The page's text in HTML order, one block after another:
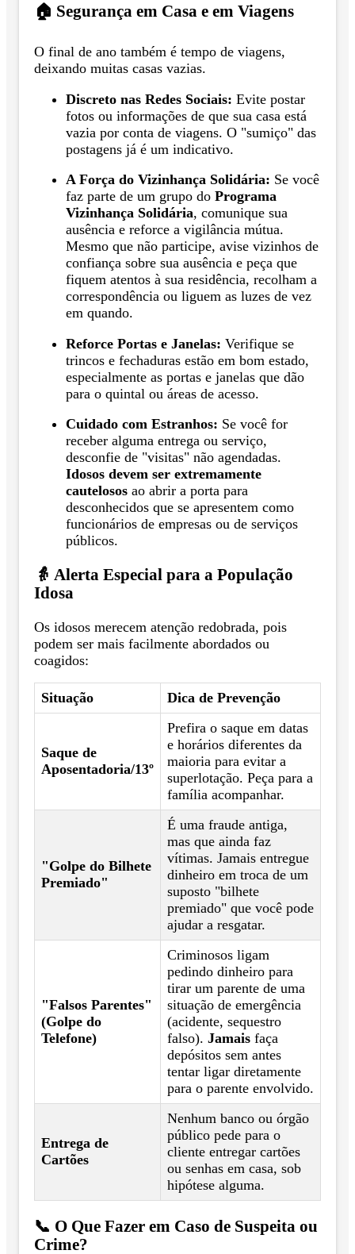
🏠 Segurança em Casa e em Viagens
O final de ano também é tempo de viagens,
deixando muitas casas vazias.
Discreto nas Redes Sociais: Evite postar
fotos ou informações de que sua casa está
vazia por conta de viagens. O "sumiço" das
postagens já é um indicativo.
A Força do Vizinhança Solidária: Se você
faz parte de um grupo do Programa
Vizinhança Solidária, comunique sua
ausência e reforce a vigilância mútua.
Mesmo que não participe, avise vizinhos de
confiança sobre sua ausência e peça que
fiquem atentos à sua residência, recolham a
correspondência ou liguem as luzes de vez
em quando.
Reforce Portas e Janelas: Verifique se
trincos e fechaduras estão em bom estado,
especialmente as portas e janelas que dão
para o quintal ou áreas de acesso.
Cuidado com Estranhos: Se você for
receber alguma entrega ou serviço,
desconfie de "visitas" não agendadas.
Idosos devem ser extremamente
cautelosos ao abrir a porta para
desconhecidos que se apresentem como
funcionários de empresas ou de serviços
públicos.
👵 Alerta Especial para a População
Idosa
Os idosos merecem atenção redobrada, pois
podem ser mais facilmente abordados ou
coagidos:
Situação Dica de Prevenção
Saque de
Aposentadoria/13º
Prefira o saque em datas
e horários diferentes da
maioria para evitar a
superlotação. Peça para a
família acompanhar.
"Golpe do Bilhete
Premiado"
É uma fraude antiga,
mas que ainda faz
vítimas. Jamais entregue
dinheiro em troca de um
suposto "bilhete
premiado" que você pode
ajudar a resgatar.
"Falsos Parentes"
(Golpe do
Telefone)
Criminosos ligam
pedindo dinheiro para
tirar um parente de uma
situação de emergência
(acidente, sequestro
falso). Jamais faça
depósitos sem antes
tentar ligar diretamente
para o parente envolvido.
Entrega de
Cartões
Nenhum banco ou órgão
público pede para o
cliente entregar cartões
ou senhas em casa, sob
hipótese alguma.
📞 O Que Fazer em Caso de Suspeita ou
Crime?